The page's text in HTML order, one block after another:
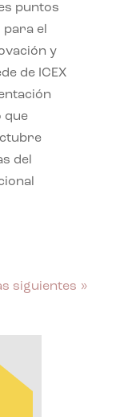
puntos
el
y
de ICEX
que
del
siguientes »